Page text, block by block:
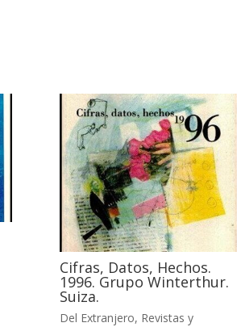
Cifras, Datos, Hechos.
1996. Grupo Winterthur.
Suiza.
Del Extranjero, Revistas y